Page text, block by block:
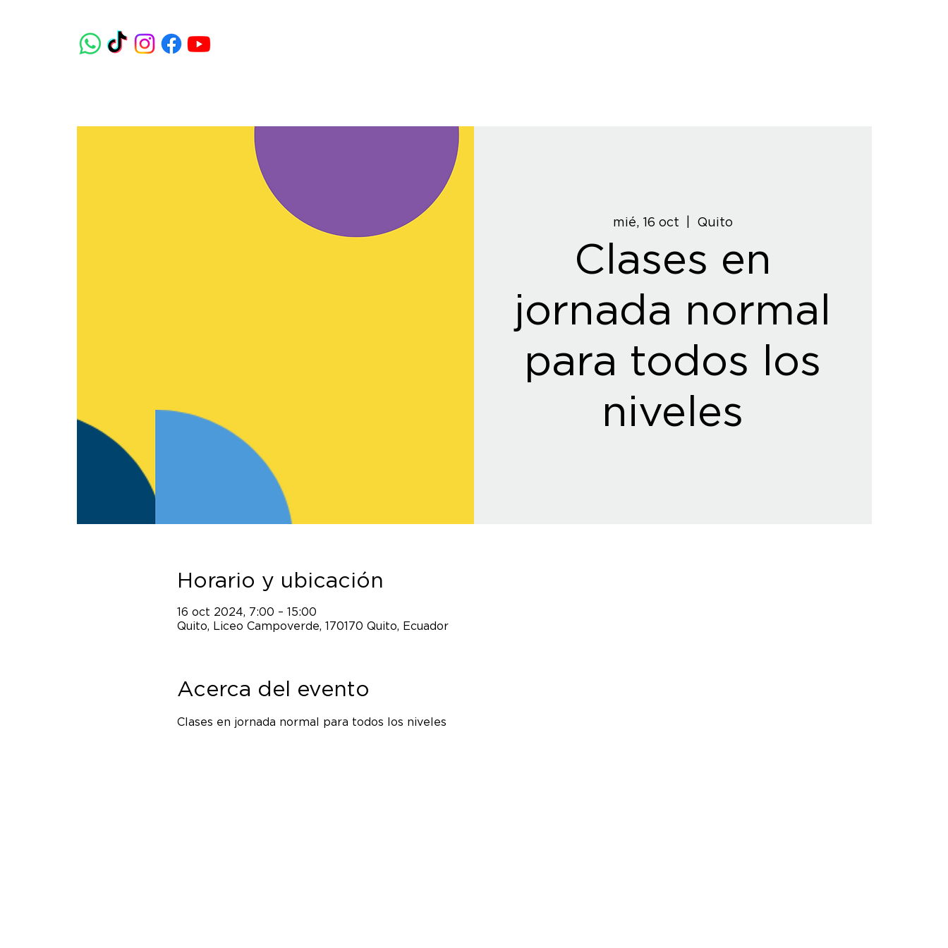
mié, 16 oct Quito
Clases en
jornada normal
para todos los
niveles
Horario y ubicación
16 oct 2024, 7:00 – 15:00
Quito, Liceo Campoverde, 170170 Quito, Ecuador
Acerca del evento
Clases en jornada normal para todos los niveles